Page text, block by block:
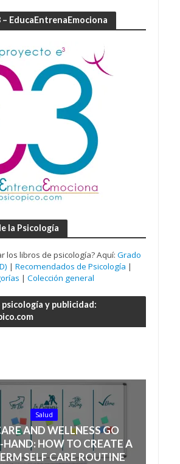
EducaEntrenaEmociona
la Psicología
los libros de psicología? Aquí: Grado
| Recomendados de Psicología |
| Colección general
y publicidad:
Salud
AND WELLNESS GO
HOW TO CREATE A
SELF CARE ROUTINE